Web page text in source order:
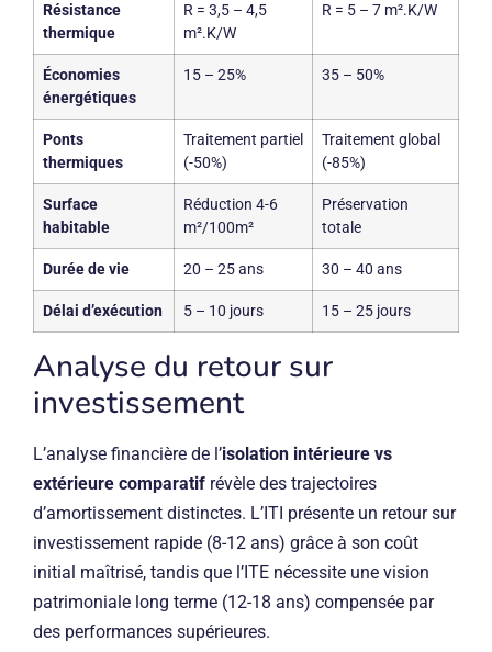
Résistance
thermique
R = 3,5 – 4,5
m².K/W
R = 5 – 7 m².K/W
Économies
énergétiques
15 – 25% 35 – 50%
Ponts
thermiques
Traitement partiel
(-50%)
Traitement global
(-85%)
Surface
habitable
Réduction 4-6
m²/100m²
Préservation
totale
Durée de vie 20 – 25 ans 30 – 40 ans
Délai d’exécution 5 – 10 jours 15 – 25 jours
Analyse du retour sur
investissement
L’analyse financière de l’isolation intérieure vs
extérieure comparatif révèle des trajectoires
d’amortissement distinctes. L’ITI présente un retour sur
investissement rapide (8-12 ans) grâce à son coût
initial maîtrisé, tandis que l’ITE nécessite une vision
patrimoniale long terme (12-18 ans) compensée par
des performances supérieures.